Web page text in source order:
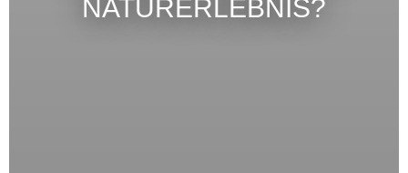
NATURERLEBNIS?